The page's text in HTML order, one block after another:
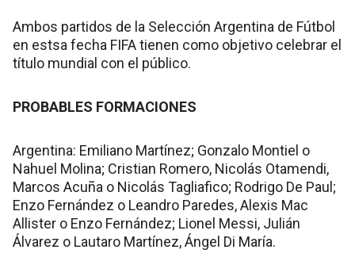
Ambos partidos de la Selección Argentina de Fútbol
en estsa fecha FIFA tienen como objetivo celebrar el
título mundial con el público.
PROBABLES FORMACIONES
Argentina: Emiliano Martínez; Gonzalo Montiel o
Nahuel Molina; Cristian Romero, Nicolás Otamendi,
Marcos Acuña o Nicolás Tagliafico; Rodrigo De Paul;
Enzo Fernández o Leandro Paredes, Alexis Mac
Allister o Enzo Fernández; Lionel Messi, Julián
Álvarez o Lautaro Martínez, Ángel Di María.